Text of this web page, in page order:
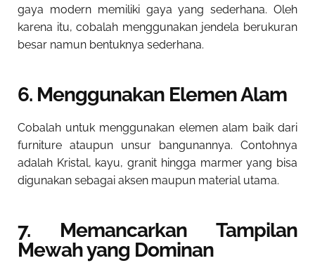
gaya modern memiliki gaya yang sederhana. Oleh
karena itu, cobalah menggunakan jendela berukuran
besar namun bentuknya sederhana.
6. Menggunakan Elemen Alam
Cobalah untuk menggunakan elemen alam baik dari
furniture ataupun unsur bangunannya. Contohnya
adalah Kristal, kayu, granit hingga marmer yang bisa
digunakan sebagai aksen maupun material utama.
7. Memancarkan Tampilan
Mewah yang Dominan